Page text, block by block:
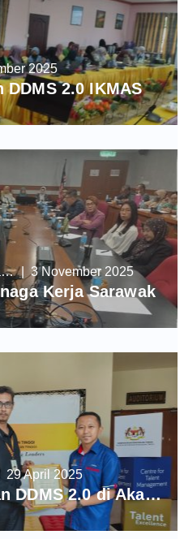
2.0 IKMAS
2025
Kerja Sarawak
Jabatan Tenaga Kerja Sarawak| 3 November 2025
Bengkel Pelaksanaan DDMS 2.0 di Akademi Kepimpinan Pendidikan Tinggi (AKEPT)
April 2025